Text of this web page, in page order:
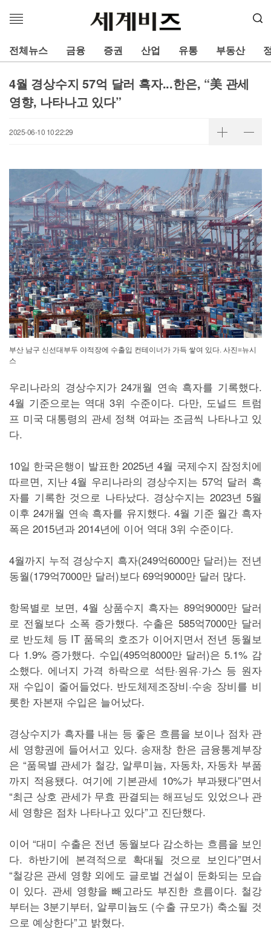
메
열
기
전체뉴스 금융 증권 산업 유통 부동산
4월 경상수지 57억 달러 흑자...한은, “美 관세
영향, 나타나고 있다”
2025-06-10 10:22:29
부산 남구 신선대부두 야적장에 수출입 컨테이너가 가득 쌓여 있다. 사진=뉴시
스
우리나라의 경상수지가 24개월 연속 흑자를 기록했다.
4월 기준으로는 역대 3위 수준이다. 다만, 도널드 트럼
프 미국 대통령의 관세 정책 여파는 조금씩 나타나고 있
다.
10일 한국은행이 발표한 2025년 4월 국제수지 잠정치에
따르면, 지난 4월 우리나라의 경상수지는 57억 달러 흑
자를 기록한 것으로 나타났다. 경상수지는 2023년 5월
이후 24개월 연속 흑자를 유지했다. 4월 기준 월간 흑자
폭은 2015년과 2014년에 이어 역대 3위 수준이다.
4월까지 누적 경상수지 흑자(249억6000만 달러)는 전년
동월(179억7000만 달러)보다 69억9000만 달러 많다.
항목별로 보면, 4월 상품수지 흑자는 89억9000만 달러
로 전월보다 소폭 증가했다. 수출은 585억7000만 달러
로 반도체 등 IT 품목의 호조가 이어지면서 전년 동월보
다 1.9% 증가했다. 수입(495억8000만 달러)은 5.1% 감
소했다. 에너지 가격 하락으로 석탄·원유·가스 등 원자
재 수입이 줄어들었다. 반도체제조장비·수송 장비를 비
롯한 자본재 수입은 늘어났다.
경상수지가 흑자를 내는 등 좋은 흐름을 보이나 점차 관
세 영향권에 들어서고 있다. 송재창 한은 금융통계부장
은 “품목별 관세가 철강, 알루미늄, 자동차, 자동차 부품
까지 적용됐다. 여기에 기본관세 10%가 부과됐다”면서
“최근 상호 관세가 무효 판결되는 해프닝도 있었으나 관
세 영향은 점차 나타나고 있다”고 진단했다.
이어 “대미 수출은 전년 동월보다 감소하는 흐름을 보인
다. 하반기에 본격적으로 확대될 것으로 보인다”면서
“철강은 관세 영향 외에도 글로벌 건설이 둔화되는 모습
이 있다. 관세 영향을 빼고라도 부진한 흐름이다. 철강
부터는 3분기부터, 알루미늄도 (수출 규모가) 축소될 것
으로 예상한다”고 밝혔다.